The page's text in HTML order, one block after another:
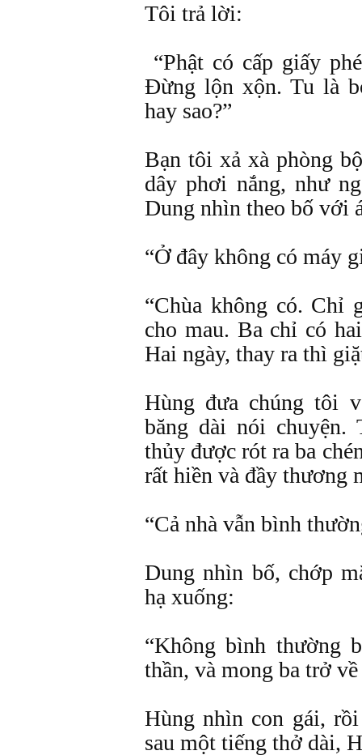
Tôi trả lời:
“Phật có cấp giấy
Ðừng lộn xộn. Tu là
hay sao?”
Bạn tôi xả xà phòng
dây phơi nắng, như
Dung nhìn theo bố với
“Ở đây không có máy
“Chùa không có. Chỉ
cho mau. Ba chỉ có
Hai ngày, thay ra thì
Hùng đưa chúng tôi
băng dài nói chuyện.
thủy được rót ra ba
rất hiền và đầy thương
“Cả nhà vẫn bình
Dung nhìn bố, chớp
hạ xuống:
“Không bình thường
thần, và mong ba trở
Hùng nhìn con gái,
sau một tiếng thở dài,